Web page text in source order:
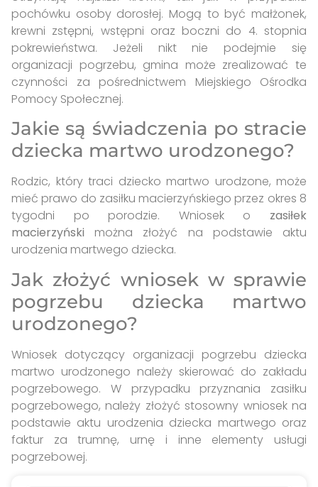
pochówku osoby dorosłej. Mogą to być małżonek,
krewni zstępni, wstępni oraz boczni do 4. stopnia
pokrewieństwa. Jeżeli nikt nie podejmie się
organizacji pogrzebu, gmina może zrealizować te
czynności za pośrednictwem Miejskiego Ośrodka
Pomocy Społecznej.
Jakie są świadczenia po stracie
dziecka martwo urodzonego?
Rodzic, który traci dziecko martwo urodzone, może
mieć prawo do zasiłku macierzyńskiego przez okres 8
tygodni po porodzie. Wniosek o zasiłek
macierzyński można złożyć na podstawie aktu
urodzenia martwego dziecka.
Jak złożyć wniosek w sprawie
pogrzebu dziecka martwo
urodzonego?
Wniosek dotyczący organizacji pogrzebu dziecka
martwo urodzonego należy skierować do zakładu
pogrzebowego. W przypadku przyznania zasiłku
pogrzebowego, należy złożyć stosowny wniosek na
podstawie aktu urodzenia dziecka martwego oraz
faktur za trumnę, urnę i inne elementy usługi
pogrzebowej.